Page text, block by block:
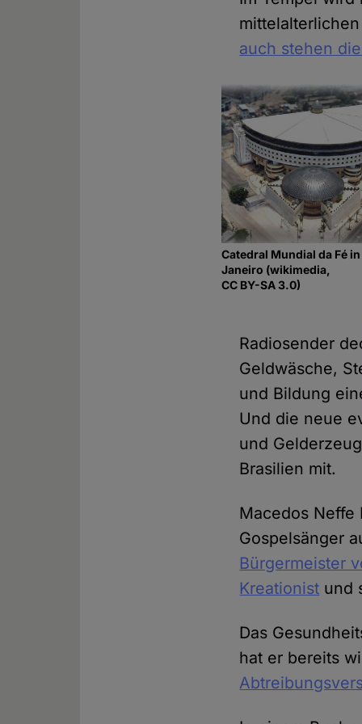
auch stehen
Catedral Mundial da Fé in
Janeiro (wikimedia,
CC BY-SA 3.0)
Radiosender
Geldwäsche,
und Bildung
Und die neue
und
Brasilien mit.
Macedos Neffe
Gospelsänger
Bürgermeister
Kreationist und
Das
hat er bereits